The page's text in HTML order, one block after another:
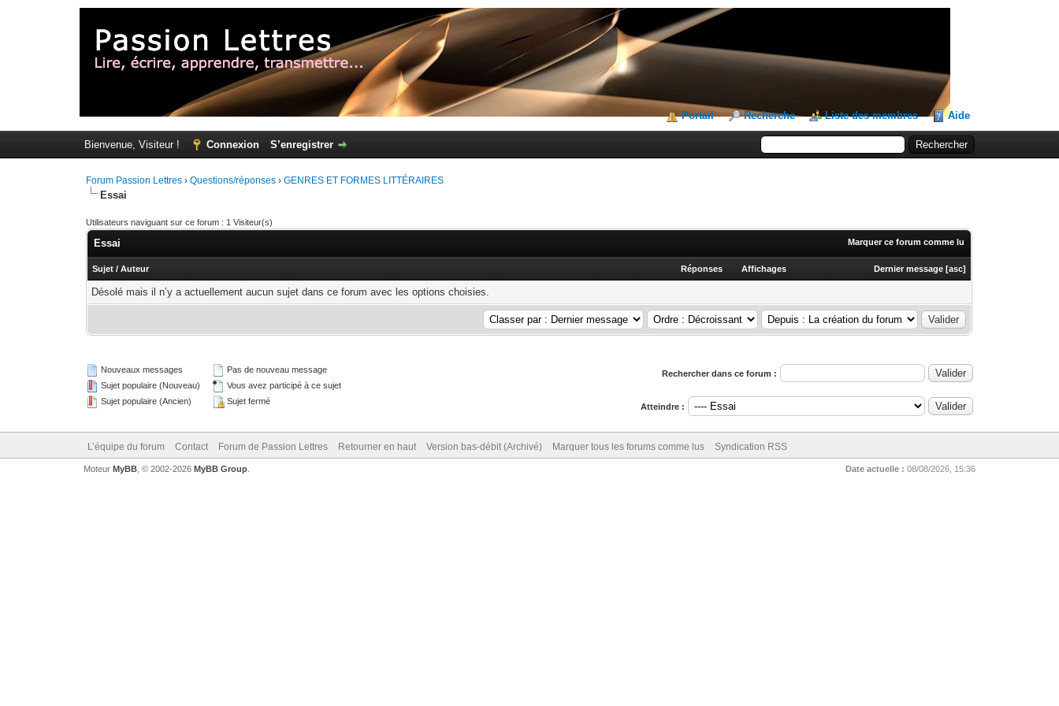
Portail Recherche Liste des membres Aide
Bienvenue, Visiteur ! Connexion S’enregistrer
Forum Passion Lettres ›Questions/réponses ›GENRES ET FORMES LITTÉRAIRES
Essai
Utilisateurs naviguant sur ce forum : 1 Visiteur(s)
Marquer ce forum comme lu
Essai
Sujet /Auteur Réponses Affichages Dernier message [asc]
Désolé mais il n’y a actuellement aucun sujet dans ce forum avec les options choisies.
Nouveaux messages
Sujet populaire (Nouveau)
Sujet populaire (Ancien)
Pas de nouveau message
Vous avez participé à ce sujet
Sujet fermé
Rechercher dans ce forum :
Atteindre :
L’équipe du forum Contact Forum de Passion Lettres Retourner en haut Version bas-débit (Archivé) Marquer tous les forums comme lus Syndication RSS
Date actuelle : 08/08/2026, 15:36
Moteur MyBB, © 2002-2026 MyBB Group.